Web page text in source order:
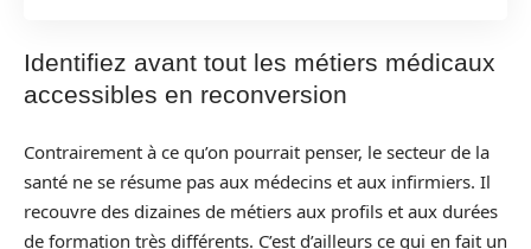
Identifiez avant tout les métiers médicaux
accessibles en reconversion
Contrairement à ce qu’on pourrait penser, le secteur de la
santé ne se résume pas aux médecins et aux infirmiers. Il
recouvre des dizaines de métiers aux profils et aux durées
de formation très différents. C’est d’ailleurs ce qui en fait un